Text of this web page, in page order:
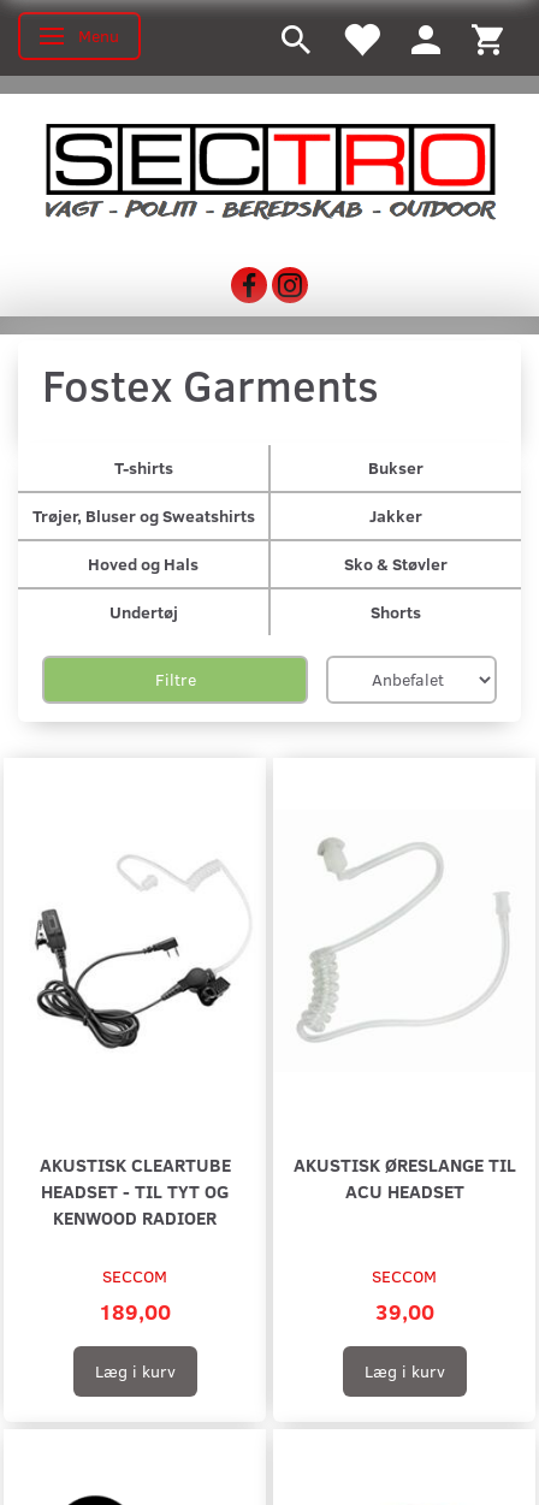
Skifte navigation
Menu
Fostex Garments
T-shirts Bukser
Trøjer, Bluser og Sweatshirts Jakker
Hoved og Hals Sko & Støvler
Undertøj Shorts
Filtre
AKUSTISK CLEARTUBE
HEADSET - TIL TYT OG
KENWOOD RADIOER
SECCOM
189,00
Læg i kurv
AKUSTISK ØRESLANGE TIL
ACU HEADSET
SECCOM
39,00
Læg i kurv